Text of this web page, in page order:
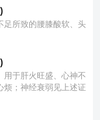
足所致的腰膝酸软、头
用于肝火旺盛、心神不
烦；神经衰弱见上述证